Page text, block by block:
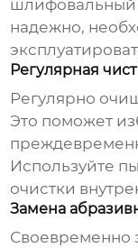
шлифовальный
надежно,
Регулярная
Регулярно
Это поможет
Используйте
очистки
Замена
Своевременно